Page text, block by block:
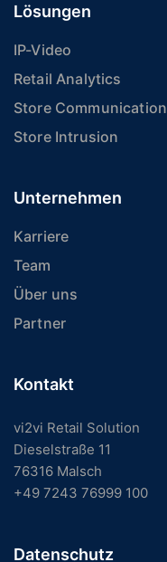
Lösungen
IP-Video
Retail Analytics
Store Communication
Store Intrusion
Unternehmen
Karriere
Team
Über uns
Partner
Kontakt
vi2vi Retail Solution
Dieselstraße 11
76316 Malsch
+49 7243 76999 100
Datenschutz